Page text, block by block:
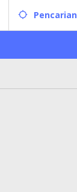
Pencarian